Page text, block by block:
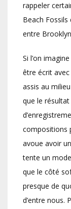
rappeler
Beach Fossils
entre Brooklyn
Si l’on
être écrit
assis au
que le
compositions
avoue avoir
tente un
que le côté
presque de
d’entre nous.